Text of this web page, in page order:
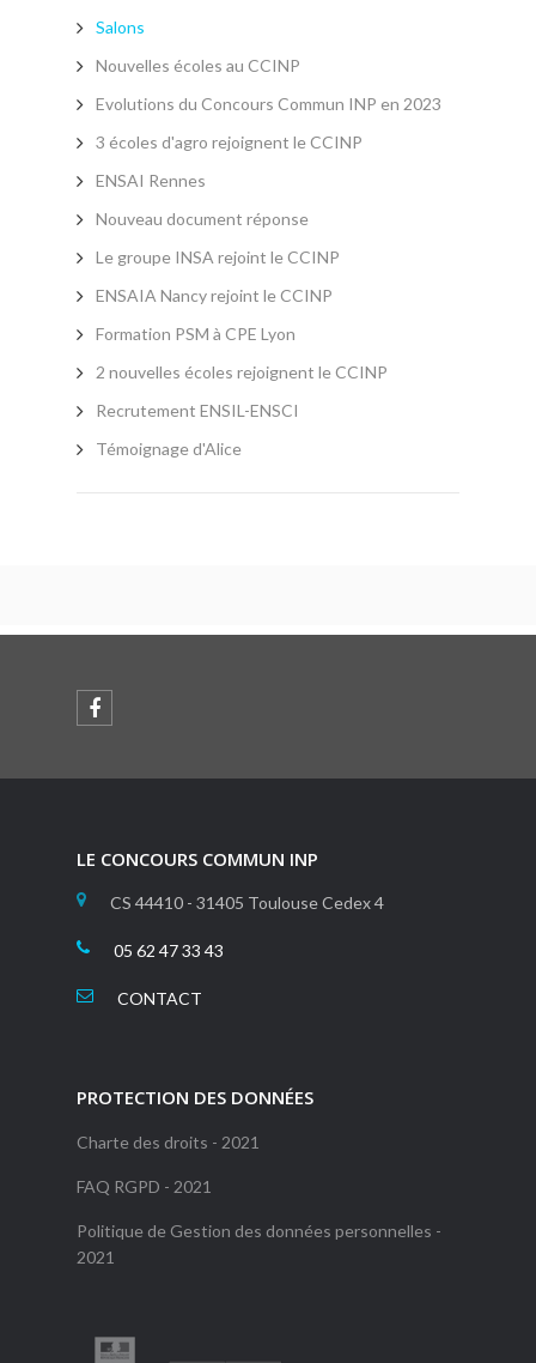
Salons
Nouvelles écoles au CCINP
Evolutions du Concours Commun INP en 2023
3 écoles d'agro rejoignent le CCINP
ENSAI Rennes
Nouveau document réponse
Le groupe INSA rejoint le CCINP
ENSAIA Nancy rejoint le CCINP
Formation PSM à CPE Lyon
2 nouvelles écoles rejoignent le CCINP
Recrutement ENSIL-ENSCI
Témoignage d'Alice
LE CONCOURS COMMUN INP
CS 44410 - 31405 Toulouse Cedex 4
05 62 47 33 43
CONTACT
PROTECTION DES DONNÉES
Charte des droits - 2021
FAQ RGPD - 2021
Politique de Gestion des données personnelles -
2021